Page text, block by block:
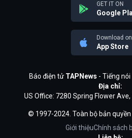
GET IT ON
Google
Download
App Store
Báo điện tử TAPNews - Tiếng
Địa chỉ:
US Office: 7280 Spring Flower
© 1997-2024. Toàn bộ bản
Giới thiệuChính sách